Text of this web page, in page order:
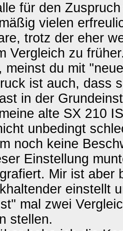
für den
vielen
trotz der eher
Vergleich zu
meinst du mit
ist auch, dass
in der
alte SX 210
unbedingt
noch keine
Einstellung
Mir ist aber
einstellt
mal zwei
stellen.